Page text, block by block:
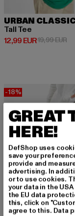
URBAN
Tall Tee
12,99 EUR
Derzeitiger Preis:
19,99 EUR
-18%
GREAT
HERE!
DefShop uses
save your
provide and
advertising. In
or to use cookies.
your data in the
the EU data
this, click on
agree to this. Data